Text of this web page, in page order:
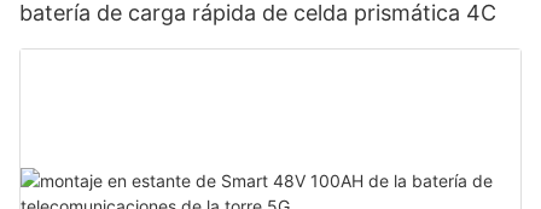
batería de carga rápida de celda prismática 4C